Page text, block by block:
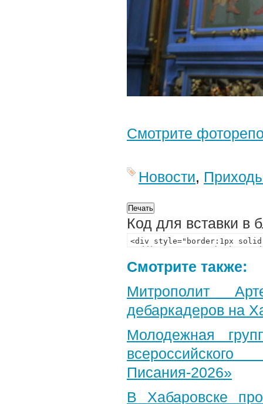
Смотрите
Новости,
Код для вставки в
Смотрите также:
Митрополит
дебаркадеров на
Молодежная
Писания-2026»
В Хабаровске